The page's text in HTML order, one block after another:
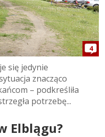
4
się jedynie
znacząco
– podkreśliła
potrzebę...
Elblągu?